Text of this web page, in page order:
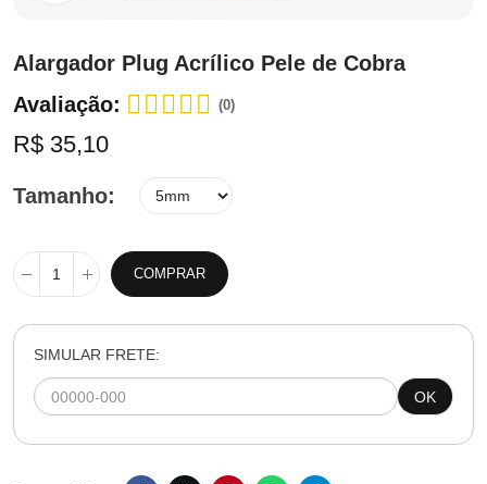
Alargador Plug Acrílico Pele de Cobra
Avaliação:
(0)
R$ 35,10
Tamanho
COMPRAR
SIMULAR FRETE:
OK